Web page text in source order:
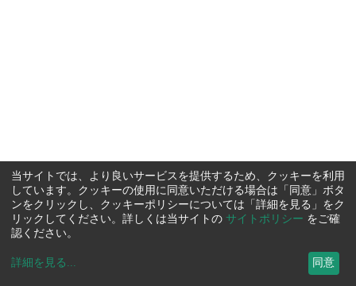
当サイトでは、より良いサービスを提供するため、クッキーを利用
しています。クッキーの使用に同意いただける場合は「同意」ボタ
ンをクリックし、クッキーポリシーについては「詳細を見る」をク
リックしてください。詳しくは当サイトの サイトポリシー をご確
認ください。
詳細を見る ... 同意